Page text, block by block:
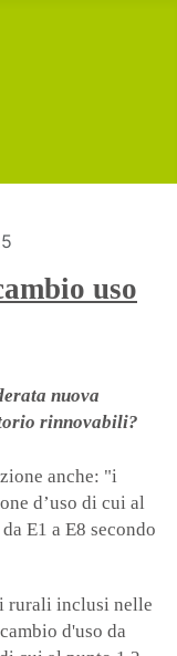
uso
nuova
rinnovabili?
anche: "i
d’uso di cui al
E1 a E8 secondo
rurali inclusi nelle
d'uso da